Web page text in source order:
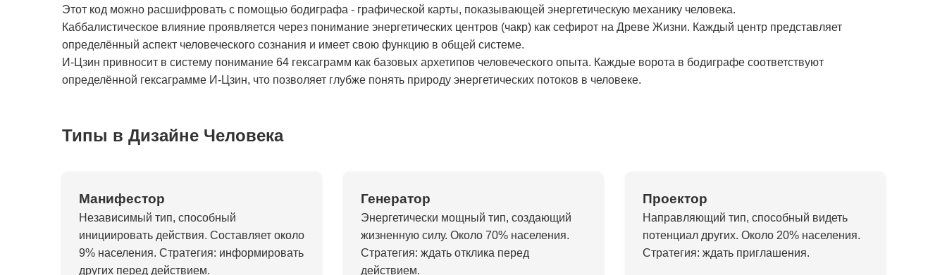
Этот код можно расшифровать с помощью бодиграфа - графической карты, показывающей энергетическую механику человека.
Каббалистическое влияние проявляется через понимание энергетических центров (чакр) как сефирот на Древе Жизни. Каждый центр представляет
определённый аспект человеческого сознания и имеет свою функцию в общей системе.
И-Цзин привносит в систему понимание 64 гексаграмм как базовых архетипов человеческого опыта. Каждые ворота в бодиграфе соответствуют
определённой гексаграмме И-Цзин, что позволяет глубже понять природу энергетических потоков в человеке.
Типы в Дизайне Человека
Манифестор
Независимый тип, способный
инициировать действия. Составляет около
9% населения. Стратегия: информировать
других перед действием.
Генератор
Энергетически мощный тип, создающий
жизненную силу. Около 70% населения.
Стратегия: ждать отклика перед
действием.
Проектор
Направляющий тип, способный видеть
потенциал других. Около 20% населения.
Стратегия: ждать приглашения.